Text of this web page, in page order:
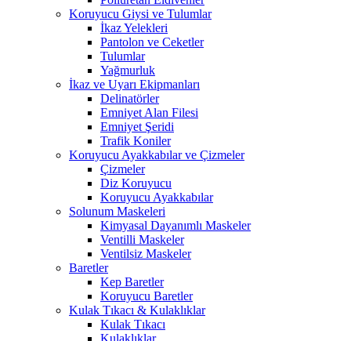
Koruyucu Giysi ve Tulumlar
İkaz Yelekleri
Pantolon ve Ceketler
Tulumlar
Yağmurluk
İkaz ve Uyarı Ekipmanları
Delinatörler
Emniyet Alan Filesi
Emniyet Şeridi
Trafik Koniler
Koruyucu Ayakkabılar ve Çizmeler
Çizmeler
Diz Koruyucu
Koruyucu Ayakkabılar
Solunum Maskeleri
Kimyasal Dayanımlı Maskeler
Ventilli Maskeler
Ventilsiz Maskeler
Baretler
Kep Baretler
Koruyucu Baretler
Kulak Tıkacı & Kulaklıklar
Kulak Tıkacı
Kulaklıklar